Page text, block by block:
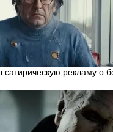
сатирическую рекламу о